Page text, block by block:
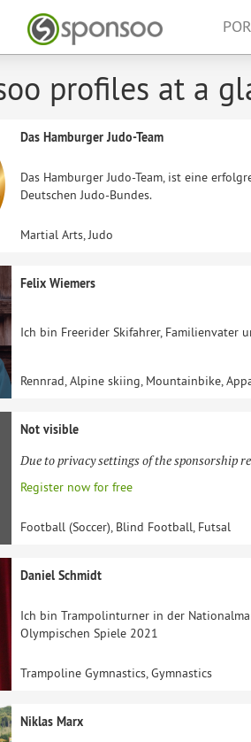
profiles at a
Das Hamburger Judo-Team
Das Hamburger Judo-Team, ist eine
Deutschen Judo-Bundes.
Martial Arts, Judo
Felix Wiemers
Ich bin Freerider Skifahrer, Familienvater
Rennrad, Alpine skiing, Mountainbike,
Not visible
Due to privacy settings of the sponsorship
Register now for free
Football (Soccer), Blind Football, Futsal
Daniel Schmidt
Ich bin Trampolinturner in der
Olympischen Spiele 2021
Trampoline Gymnastics, Gymnastics
Niklas Marx